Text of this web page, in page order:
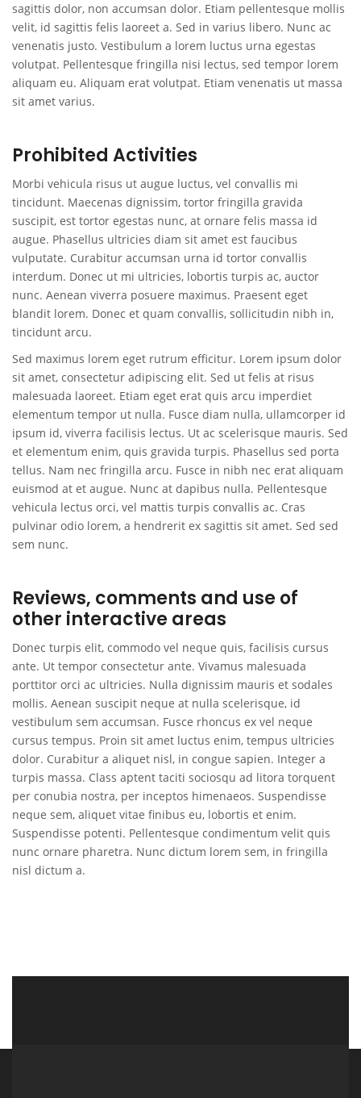
sagittis dolor, non accumsan dolor. Etiam pellentesque mollis
velit, id sagittis felis laoreet a. Sed in varius libero. Nunc ac
venenatis justo. Vestibulum a lorem luctus urna egestas
volutpat. Pellentesque fringilla nisi lectus, sed tempor lorem
aliquam eu. Aliquam erat volutpat. Etiam venenatis ut massa
sit amet varius.
Prohibited Activities
Morbi vehicula risus ut augue luctus, vel convallis mi
tincidunt. Maecenas dignissim, tortor fringilla gravida
suscipit, est tortor egestas nunc, at ornare felis massa id
augue. Phasellus ultricies diam sit amet est faucibus
vulputate. Curabitur accumsan urna id tortor convallis
interdum. Donec ut mi ultricies, lobortis turpis ac, auctor
nunc. Aenean viverra posuere maximus. Praesent eget
blandit lorem. Donec et quam convallis, sollicitudin nibh in,
tincidunt arcu.
Sed maximus lorem eget rutrum efficitur. Lorem ipsum dolor
sit amet, consectetur adipiscing elit. Sed ut felis at risus
malesuada laoreet. Etiam eget erat quis arcu imperdiet
elementum tempor ut nulla. Fusce diam nulla, ullamcorper id
ipsum id, viverra facilisis lectus. Ut ac scelerisque mauris. Sed
et elementum enim, quis gravida turpis. Phasellus sed porta
tellus. Nam nec fringilla arcu. Fusce in nibh nec erat aliquam
euismod at et augue. Nunc at dapibus nulla. Pellentesque
vehicula lectus orci, vel mattis turpis convallis ac. Cras
pulvinar odio lorem, a hendrerit ex sagittis sit amet. Sed sed
sem nunc.
Reviews, comments and use of
other interactive areas
Donec turpis elit, commodo vel neque quis, facilisis cursus
ante. Ut tempor consectetur ante. Vivamus malesuada
porttitor orci ac ultricies. Nulla dignissim mauris et sodales
mollis. Aenean suscipit neque at nulla scelerisque, id
vestibulum sem accumsan. Fusce rhoncus ex vel neque
cursus tempus. Proin sit amet luctus enim, tempus ultricies
dolor. Curabitur a aliquet nisl, in congue sapien. Integer a
turpis massa. Class aptent taciti sociosqu ad litora torquent
per conubia nostra, per inceptos himenaeos. Suspendisse
neque sem, aliquet vitae finibus eu, lobortis et enim.
Suspendisse potenti. Pellentesque condimentum velit quis
nunc ornare pharetra. Nunc dictum lorem sem, in fringilla
nisl dictum a.